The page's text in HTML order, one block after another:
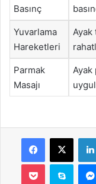
Basınç
Yuvarlama
Hareketleri
Ayak
Parmak
Masajı
Ayak
Facebook
X
Pocket Skype